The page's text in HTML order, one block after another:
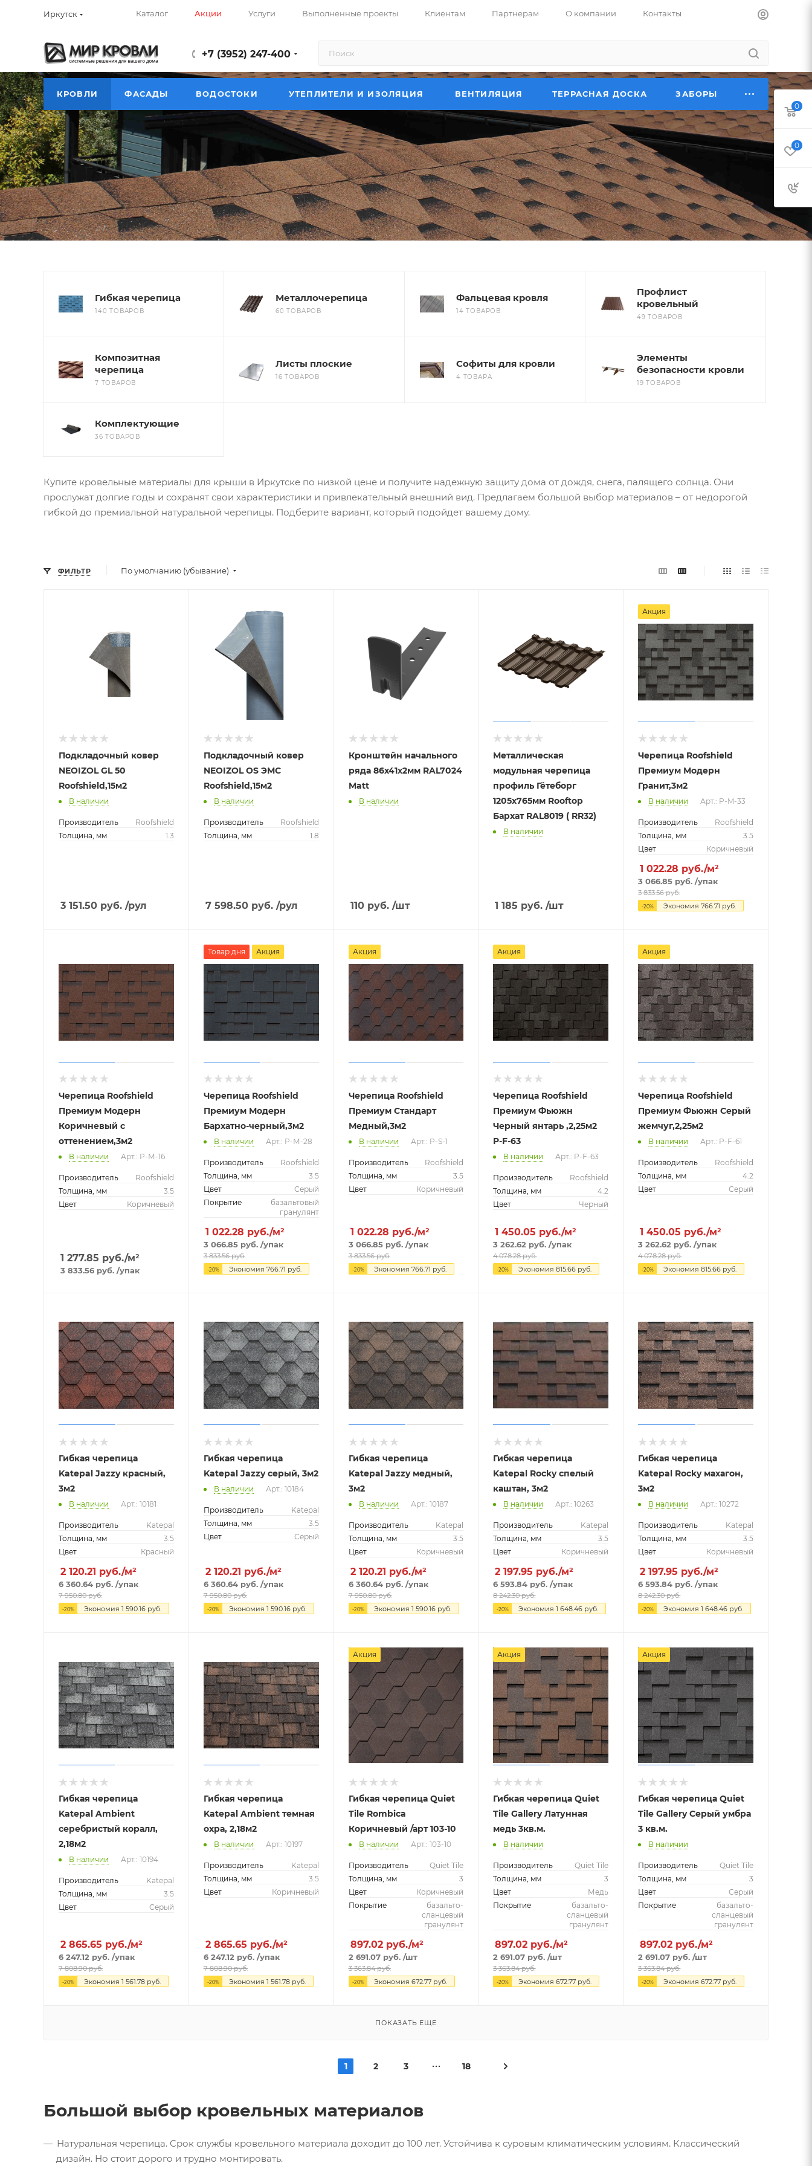
Иркутск Каталог Акции Услуги Выполненные проекты Клиентам Партнерам О компании Контакты
+7 (3952) 247-400
КРОВЛИ ФАСАДЫ ВОДОСТОКИ УТЕПЛИТЕЛИ И ИЗОЛЯЦИЯ ВЕНТИЛЯЦИЯ ТЕРРАСНАЯ ДОСКА ЗАБОРЫ
Материалы для кровли и крыши в Иркутске 345
Главная — Каталог — Материалы для кровли и крыши в Иркутске
Гибкая черепица
140 ТОВАРОВ
Металлочерепица
60 ТОВАРОВ
Фальцевая кровля
14 ТОВАРОВ
Профлист
кровельный
49 ТОВАРОВ
Композитная
черепица
7 ТОВАРОВ
Листы плоские
16 ТОВАРОВ
Софиты для кровли
4 ТОВАРА
Элементы
безопасности кровли
19 ТОВАРОВ
Комплектующие
36 ТОВАРОВ
Купите кровельные материалы для крыши в Иркутске по низкой цене и получите надежную защиту дома от дождя, снега, палящего солнца. Они
прослужат долгие годы и сохранят свои характеристики и привлекательный внешний вид. Предлагаем большой выбор материалов – от недорогой
гибкой до премиальной натуральной черепицы. Подберите вариант, который подойдет вашему дому.
ФИЛЬТР По умолчанию (убывание)
Подкладочный ковер
NEOIZOL GL 50
Roofshield,15м2
В наличии
Производитель
Roofshield
Толщина, мм
1.3
3 151.50 руб. /рул
Подкладочный ковер
NEOIZOL OS ЭМС
Roofshield,15м2
В наличии
Производитель
Roofshield
Толщина, мм
1.8
7 598.50руб. /рул
Кронштейн начального
ряда 86х41х2мм RAL7024
Matt
В наличии
110руб. /шт
Металлическая
модульная черепица
профиль Гётеборг
1205х765мм Rooftop
Бархат RAL8019 ( RR32)
В наличии
1 185 руб. /шт
Акция
Черепица Roofshield
Премиум Модерн
Гранит,3м2
В наличии Арт.: P-M-33
Производитель
Roofshield
Толщина, мм
3.5
Цвет
Коричневый
1 022.28 руб./м²
3 066.85 руб. /упак
3 833.56руб.
-20% Экономия766.71 руб.
Черепица Roofshield
Премиум Модерн
Коричневый с
оттенением,3м2
В наличии Арт.: Р-М-16
Производитель
Roofshield
Толщина, мм
3.5
Цвет
Коричневый
1 277.85 руб./м²
3 833.56 руб. /упак
Товар дня Акция
Черепица Roofshield
Премиум Модерн
Бархатно-черный,3м2
В наличии Арт.: Р-М-28
Производитель
Roofshield
Толщина, мм
3.5
Цвет
Серый
Покрытие
базальтовый
гранулянт
1 022.28 руб./м²
3 066.85руб. /упак
3 833.56руб.
-20% Экономия 766.71 руб.
Акция
Черепица Roofshield
Премиум Стандарт
Медный,3м2
В наличии Арт.: P-S-1
Производитель
Roofshield
Толщина, мм
3.5
Цвет
Коричневый
1 022.28 руб./м²
3 066.85руб. /упак
3 833.56руб.
-20% Экономия 766.71 руб.
Акция
Черепица Roofshield
Премиум Фьюжн
Черный янтарь ,2,25м2
P-F-63
В наличии Арт.: P-F-63
Производитель
Roofshield
Толщина, мм
4.2
Цвет
Черный
1 450.05 руб./м²
3 262.62 руб. /упак
4 078.28руб.
-20% Экономия815.66 руб.
Акция
Черепица Roofshield
Премиум Фьюжн Серый
жемчуг,2,25м2
В наличии Арт.: P-F-61
Производитель
Roofshield
Толщина, мм
4.2
Цвет
Серый
1 450.05 руб./м²
3 262.62 руб. /упак
4 078.28руб.
-20% Экономия815.66 руб.
Гибкая черепица
Katepal Jazzy красный,
3м2
В наличии Арт.: 10181
Производитель
Katepal
Толщина, мм
3.5
Цвет
Красный
2 120.21 руб./м²
6 360.64 руб. /упак
7 950.80руб.
-20% Экономия 1 590.16 руб.
Гибкая черепица
Katepal Jazzy серый, 3м2
В наличии Арт.: 10184
Производитель
Katepal
Толщина, мм
3.5
Цвет
Серый
2 120.21 руб./м²
6 360.64руб. /упак
7 950.80руб.
-20% Экономия 1 590.16руб.
Гибкая черепица
Katepal Jazzy медный,
3м2
В наличии Арт.: 10187
Производитель
Katepal
Толщина, мм
3.5
Цвет
Коричневый
2 120.21 руб./м²
6 360.64руб. /упак
7 950.80руб.
-20% Экономия 1 590.16руб.
Гибкая черепица
Katepal Rocky спелый
каштан, 3м2
В наличии Арт.: 10263
Производитель
Katepal
Толщина, мм
3.5
Цвет
Коричневый
2 197.95 руб./м²
6 593.84 руб. /упак
8 242.30руб.
-20% Экономия1 648.46 руб.
Гибкая черепица
Katepal Rocky махагон,
3м2
В наличии Арт.: 10272
Производитель
Katepal
Толщина, мм
3.5
Цвет
Коричневый
2 197.95 руб./м²
6 593.84 руб. /упак
8 242.30руб.
-20% Экономия1 648.46 руб.
Гибкая черепица
Katepal Ambient
серебристый коралл,
2,18м2
В наличии Арт.: 10194
Производитель
Katepal
Толщина, мм
3.5
Цвет
Серый
2 865.65 руб./м²
6 247.12 руб. /упак
7 808.90руб.
-20% Экономия 1 561.78 руб.
Гибкая черепица
Katepal Ambient темная
охра, 2,18м2
В наличии Арт.: 10197
Производитель
Katepal
Толщина, мм
3.5
Цвет
Коричневый
2 865.65 руб./м²
6 247.12руб. /упак
7 808.90руб.
-20% Экономия 1 561.78руб.
Акция
Гибкая черепица Quiet
Tile Rombica
Коричневый /арт 103-10
В наличии Арт.: 103-10
Производитель
Quiet Tile
Толщина, мм
3
Цвет
Коричневый
Покрытие
базальто-
сланцевый
гранулянт
897.02 руб./м²
2 691.07руб. /шт
3 363.84руб.
-20% Экономия 672.77руб.
Акция
Гибкая черепица Quiet
Tile Gallery Латунная
медь 3кв.м.
В наличии
Производитель
Quiet Tile
Толщина, мм
3
Цвет
Медь
Покрытие
базальто-
сланцевый
гранулянт
897.02 руб./м²
2 691.07 руб. /шт
3 363.84руб.
-20% Экономия672.77 руб.
Акция
Гибкая черепица Quiet
Tile Gallery Серый умбра
3 кв.м.
В наличии
Производитель
Quiet Tile
Толщина, мм
3
Цвет
Серый
Покрытие
базальто-
сланцевый
гранулянт
897.02 руб./м²
2 691.07 руб. /шт
3 363.84руб.
-20% Экономия672.77 руб.
ПОКАЗАТЬ ЕЩЕ
1 2 3 18
Большой выбор кровельных материалов
Натуральная черепица. Срок службы кровельного материала доходит до 100 лет. Устойчива к суровым климатическим условиям. Классический
дизайн. Но стоит дорого и трудно монтировать.
0
0